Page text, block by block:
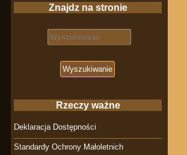
Znajdz na stronie
Search for:
Rzeczy ważne
Deklaracja Dostępności
Standardy Ochrony Małoletnich